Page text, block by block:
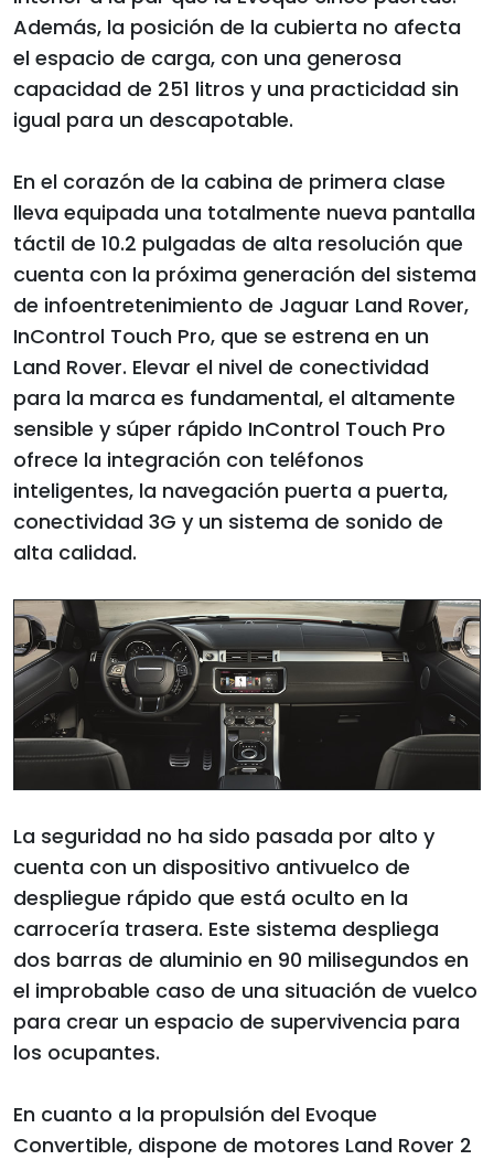
Además, la posición de la cubierta no afecta
el espacio de carga, con una generosa
capacidad de 251 litros y una practicidad sin
igual para un descapotable.
En el corazón de la cabina de primera clase
lleva equipada una totalmente nueva pantalla
táctil de 10.2 pulgadas de alta resolución que
cuenta con la próxima generación del sistema
de infoentretenimiento de Jaguar Land Rover,
InControl Touch Pro, que se estrena en un
Land Rover. Elevar el nivel de conectividad
para la marca es fundamental, el altamente
sensible y súper rápido InControl Touch Pro
ofrece la integración con teléfonos
inteligentes, la navegación puerta a puerta,
conectividad 3G y un sistema de sonido de
alta calidad.
La seguridad no ha sido pasada por alto y
cuenta con un dispositivo antivuelco de
despliegue rápido que está oculto en la
carrocería trasera. Este sistema despliega
dos barras de aluminio en 90 milisegundos en
el improbable caso de una situación de vuelco
para crear un espacio de supervivencia para
los ocupantes.
En cuanto a la propulsión del Evoque
Convertible, dispone de motores Land Rover 2